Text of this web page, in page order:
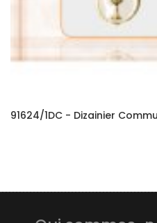
91624/1DC - Dizainier